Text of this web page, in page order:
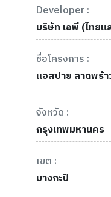
Developer :
บริษัท เอพี (ไทย
ชื่อโครงการ :
แอสปาย ลาดพร้
จังหวัด :
กรุงเทพมหานคร
เขต :
บางกะปิ